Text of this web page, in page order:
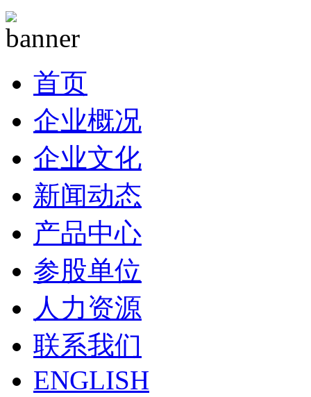
首页
企业概况
企业文化
新闻动态
产品中心
参股单位
人力资源
联系我们
ENGLISH